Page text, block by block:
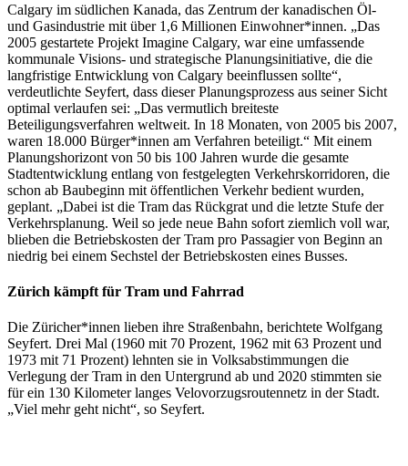
Calgary im südlichen Kanada, das Zentrum der kanadischen Öl-
und Gasindustrie mit über 1,6 Millionen Einwohner*innen. „Das
2005 gestartete Projekt Imagine Calgary, war eine umfassende
kommunale Visions- und strategische Planungsinitiative, die die
langfristige Entwicklung von Calgary beeinflussen sollte“,
verdeutlichte Seyfert, dass dieser Planungsprozess aus seiner Sicht
optimal verlaufen sei: „Das vermutlich breiteste
Beteiligungsverfahren weltweit. In 18 Monaten, von 2005 bis 2007,
waren 18.000 Bürger*innen am Verfahren beteiligt.“ Mit einem
Planungshorizont von 50 bis 100 Jahren wurde die gesamte
Stadtentwicklung entlang von festgelegten Verkehrskorridoren, die
schon ab Baubeginn mit öffentlichen Verkehr bedient wurden,
geplant. „Dabei ist die Tram das Rückgrat und die letzte Stufe der
Verkehrsplanung. Weil so jede neue Bahn sofort ziemlich voll war,
blieben die Betriebskosten der Tram pro Passagier von Beginn an
niedrig bei einem Sechstel der Betriebskosten eines Busses.
Zürich kämpft für Tram und Fahrrad
Die Züricher*innen lieben ihre Straßenbahn, berichtete Wolfgang
Seyfert. Drei Mal (1960 mit 70 Prozent, 1962 mit 63 Prozent und
1973 mit 71 Prozent) lehnten sie in Volksabstimmungen die
Verlegung der Tram in den Untergrund ab und 2020 stimmten sie
für ein 130 Kilometer langes Velovorzugsroutennetz in der Stadt.
„Viel mehr geht nicht“, so Seyfert.